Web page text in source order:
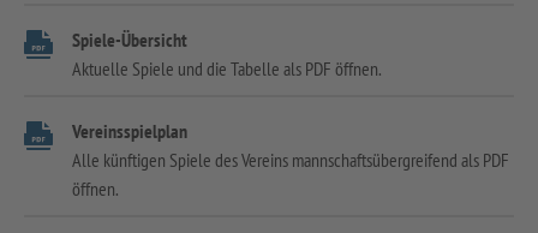
Spiele-Übersicht
Aktuelle Spiele und die Tabelle als PDF öffnen.
Vereinsspielplan
Alle künftigen Spiele des Vereins mannschaftsübergreifend als PDF
öffnen.